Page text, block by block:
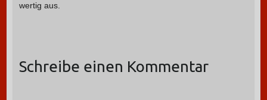
wertig aus.
Schreibe einen Kommentar